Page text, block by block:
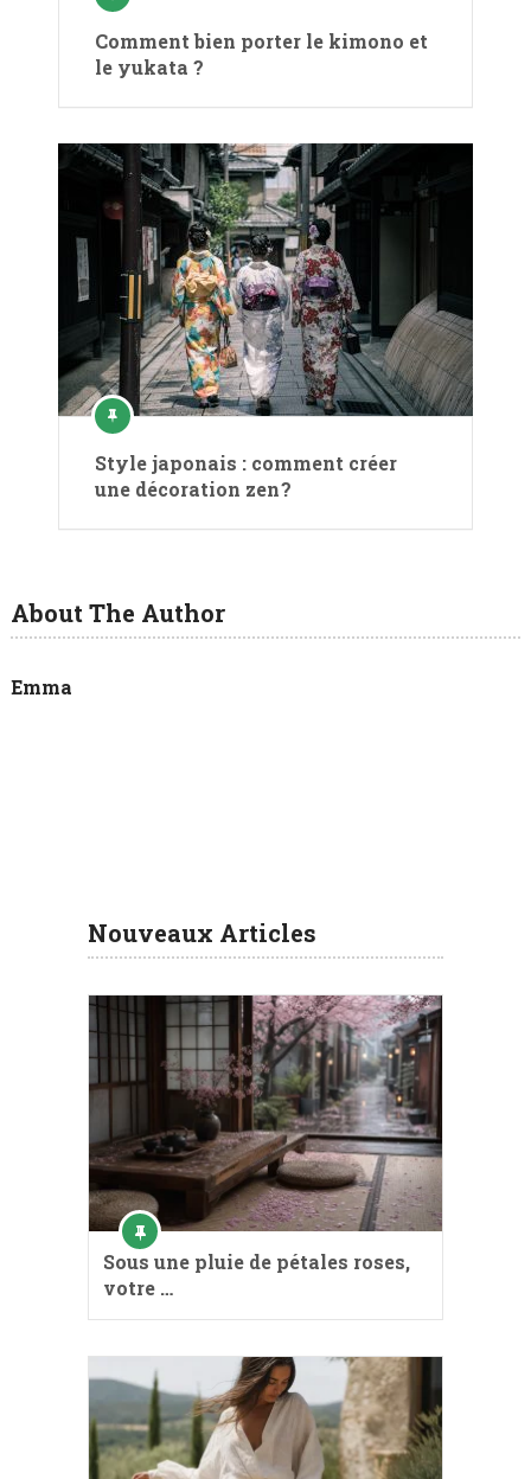
Comment bien porter le kimono et
le yukata ?
Style japonais : comment créer
une décoration zen ?
About The Author
Emma
Nouveaux Articles
Sous une pluie de pétales roses,
votre …